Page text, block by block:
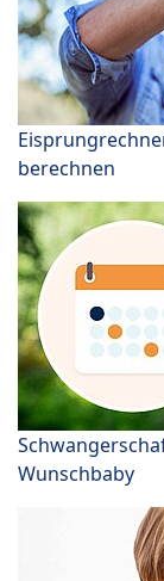
berechnen
Wunschbaby